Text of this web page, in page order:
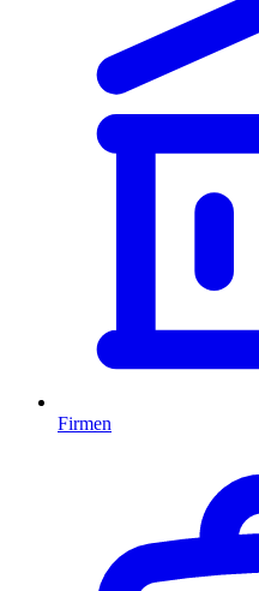
Firmen